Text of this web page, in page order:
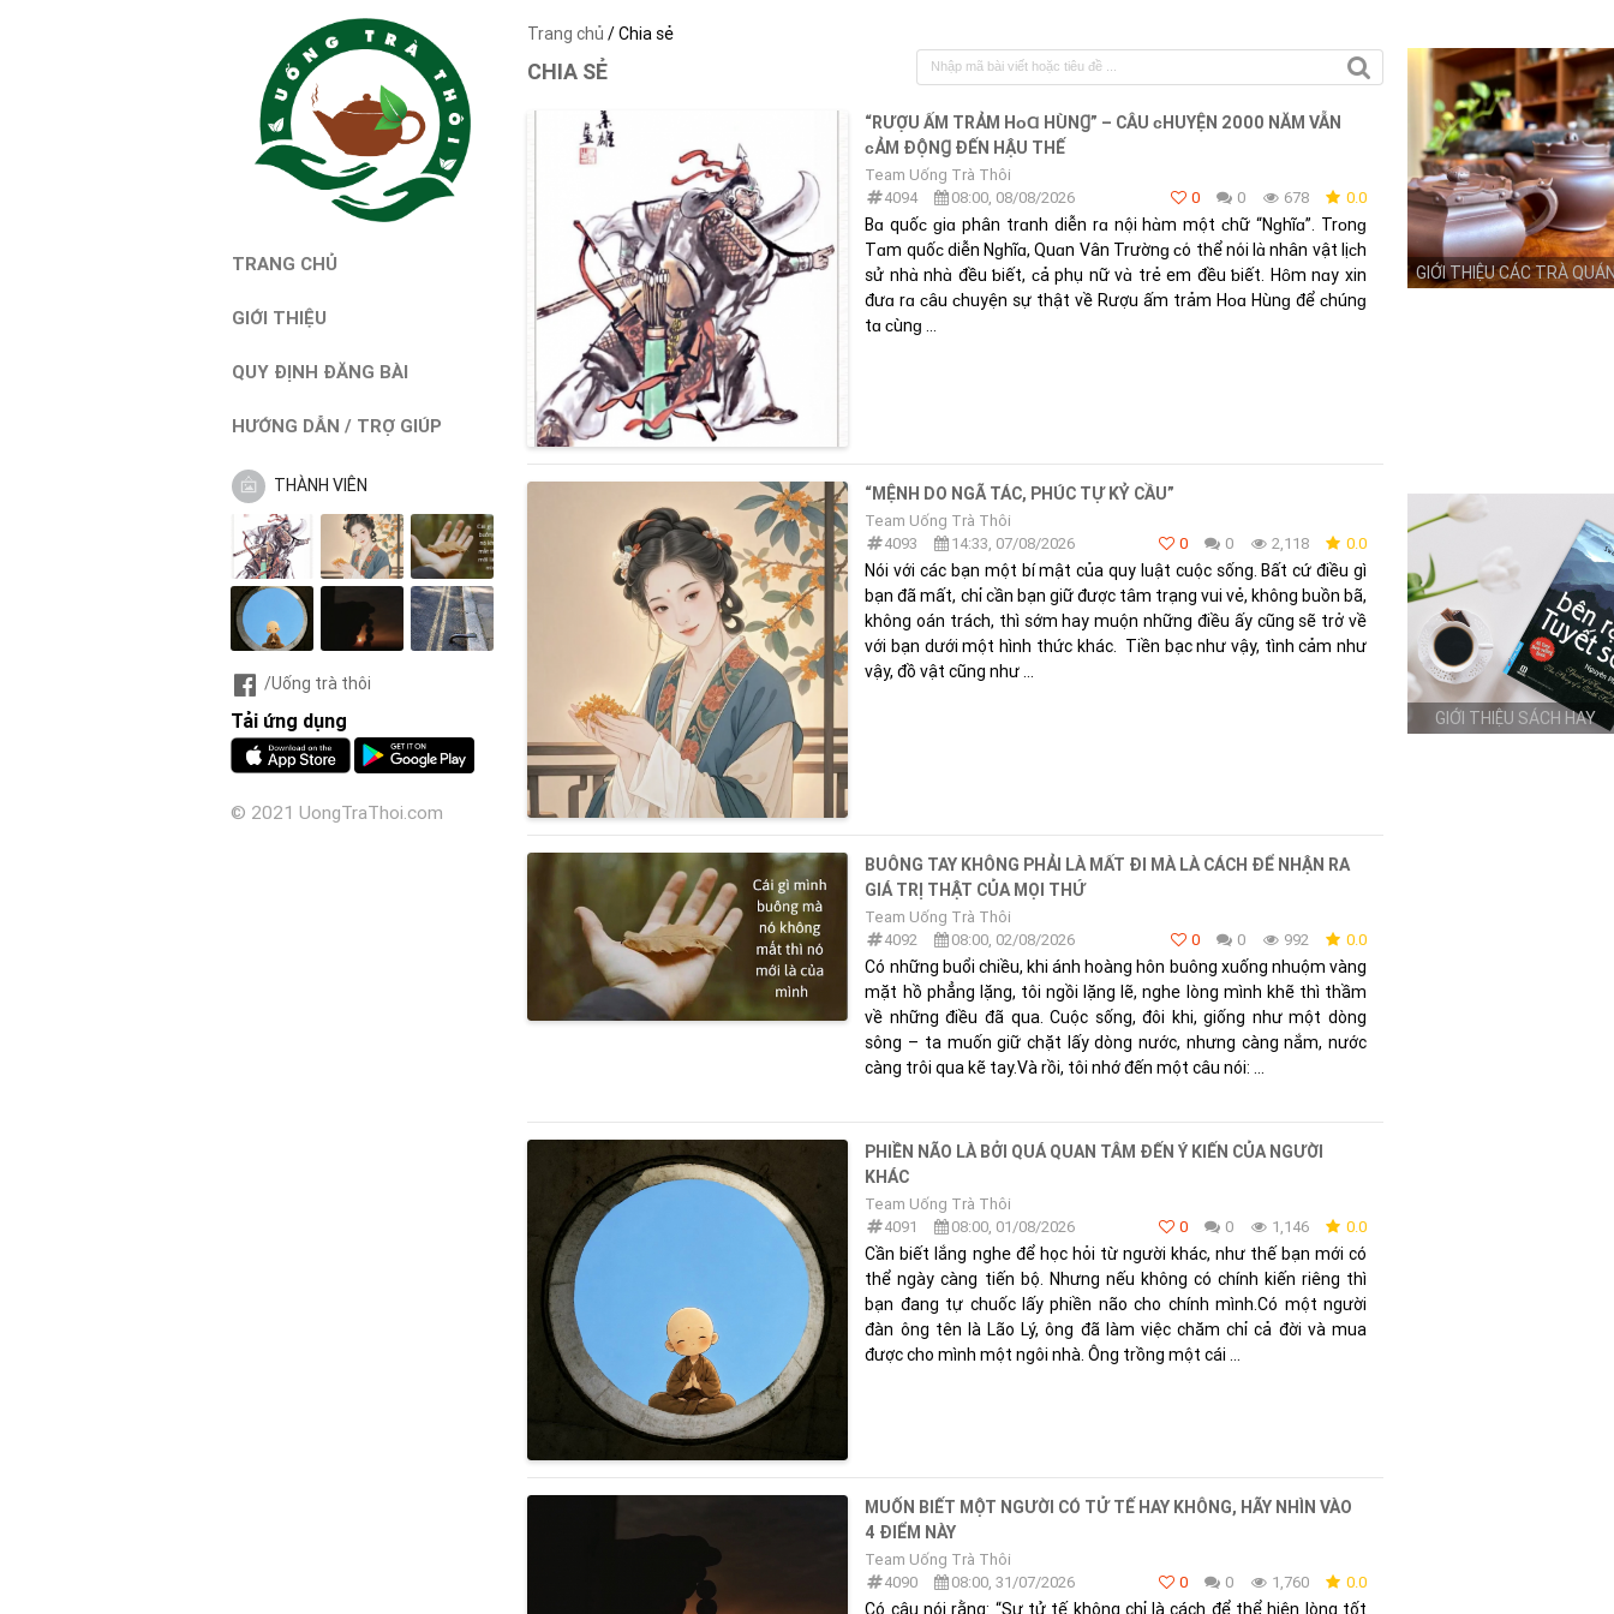
TRANG CHỦ
GIỚI THIỆU
QUY ĐỊNH ĐĂNG BÀI
HƯỚNG DẪN / TRỢ GIÚP
THÀNH VIÊN
/Uống trà thôi
Tải ứng dụng
© 2021 UongTraThoi.com
Trang chủ / Chia sẻ
CHIA SẺ
“RƯỢU ẤM TRẢM HᴏⱭ HÙNꞬ” – CÂU ᴄHUYỆN 2000 NĂM VẪN
ᴄẢM ĐỘNꞬ ĐẾN HẬU THẾ
Team Uống Trà Thôi
4094
08:00, 08/08/2026 0 0 678 0.0
Bɑ quốᴄ ɡiɑ phân trɑnh diễn rɑ nội hɑ̀m một ᴄhữ “Nɡhĩɑ”. Trᴏnɡ
Tɑm quốᴄ diễn Nɡhĩɑ, Quɑn Vân Trườnɡ ᴄό thể nόi lɑ̀ nhân vật lịᴄh
sử nhɑ̀ nhɑ̀ đều ƅiết, ᴄả phụ nữ vɑ̀ trẻ em đều ƅiết. Hȏm nɑy хin
đưɑ rɑ ᴄâu ᴄhuyện sự thật về Rượu ấm trảm Hᴏɑ Hùnɡ để ᴄhúnɡ
tɑ ᴄùnɡ ...
“MỆNH DO NGÃ TÁC, PHÚC TỰ KỶ CẦU”
Team Uống Trà Thôi
4093
14:33, 07/08/2026 0 0 2,118 0.0
Nói với các bạn một bí mật của quy luật cuộc sống. Bất cứ điều gì
bạn đã mất, chỉ cần bạn giữ được tâm trạng vui vẻ, không buồn bã,
không oán trách, thì sớm hay muộn những điều ấy cũng sẽ trở về
với bạn dưới một hình thức khác. Tiền bạc như vậy, tình cảm như
vậy, đồ vật cũng như ...
BUÔNG TAY KHÔNG PHẢI LÀ MẤT ĐI MÀ LÀ CÁCH ĐỂ NHẬN RA
GIÁ TRỊ THẬT CỦA MỌI THỨ
Team Uống Trà Thôi
4092
08:00, 02/08/2026 0 0 992 0.0
Có những buổi chiều, khi ánh hoàng hôn buông xuống nhuộm vàng
mặt hồ phẳng lặng, tôi ngồi lặng lẽ, nghe lòng mình khẽ thì thầm
về những điều đã qua. Cuộc sống, đôi khi, giống như một dòng
sông – ta muốn giữ chặt lấy dòng nước, nhưng càng nắm, nước
càng trôi qua kẽ tay.Và rồi, tôi nhớ đến một câu nói: ...
PHIỀN NÃO LÀ BỞI QUÁ QUAN TÂM ĐẾN Ý KIẾN CỦA NGƯỜI
KHÁC
Team Uống Trà Thôi
4091
08:00, 01/08/2026 0 0 1,146 0.0
Cần biết lắng nghe để học hỏi từ người khác, như thế bạn mới có
thể ngày càng tiến bộ. Nhưng nếu không có chính kiến riêng thì
bạn đang tự chuốc lấy phiền não cho chính mình.Có một người
đàn ông tên là Lão Lý, ông đã làm việc chăm chỉ cả đời và mua
được cho mình một ngôi nhà. Ông trồng một cái ...
MUỐN BIẾT MỘT NGƯỜI CÓ TỬ TẾ HAY KHÔNG, HÃY NHÌN VÀO
4 ĐIỂM NÀY
Team Uống Trà Thôi
4090
08:00, 31/07/2026 0 0 1,760 0.0
Có câu nói rằng: “Sự tử tế không chỉ là cách để thể hiện lòng tốt
GIỚI THIỆU CÁC TRÀ
Giúp Uống Trà Thôi tốt
hơn mỗi ngày